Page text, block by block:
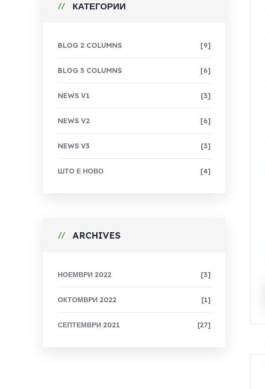
КАТЕГОРИИ
BLOG 2 COLUMNS [9]
BLOG 3 COLUMNS [6]
NEWS V1 [3]
NEWS V2 [6]
NEWS V3 [3]
ШТО Е НОВО [4]
ARCHIVES
НОЕМВРИ 2022 [3]
ОКТОМВРИ 2022 [1]
СЕПТЕМВРИ 2021 [27]